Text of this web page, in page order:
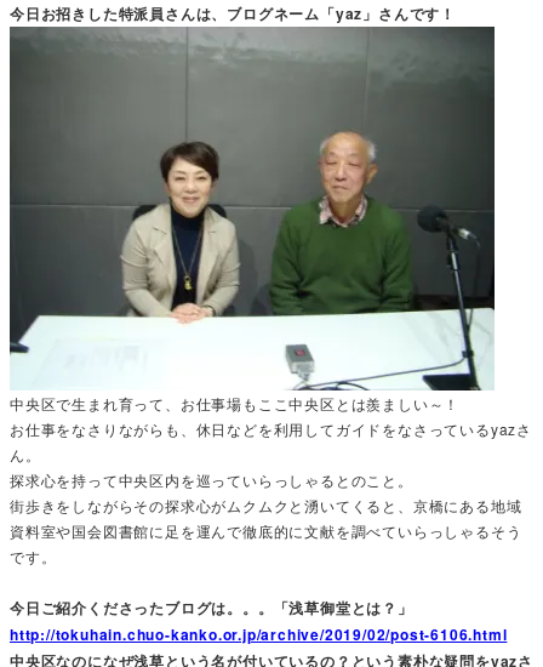
今日お招きした特派員さんは、ブログネーム「yaz」さんです！
中央区で生まれ育って、お仕事場もここ中央区とは羨ましい～！
お仕事をなさりながらも、休日などを利用してガイドをなさっているyazさ
ん。
探求心を持って中央区内を巡っていらっしゃるとのこと。
街歩きをしながらその探求心がムクムクと湧いてくると、京橋にある地域
資料室や国会図書館に足を運んで徹底的に文献を調べていらっしゃるそう
です。
今日ご紹介くださったブログは。。。「浅草御堂とは？」
http://tokuhain.chuo-kanko.or.jp/archive/2019/02/post-6106.html
中央区なのになぜ浅草という名が付いているの？という素朴な疑問をyazさ